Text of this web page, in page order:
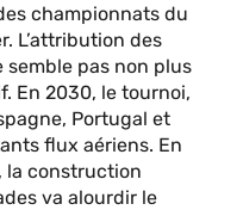
championnats du
L’attribution des
pas non plus
En 2030, le tournoi,
Portugal et
flux aériens. En
la construction
va alourdir le